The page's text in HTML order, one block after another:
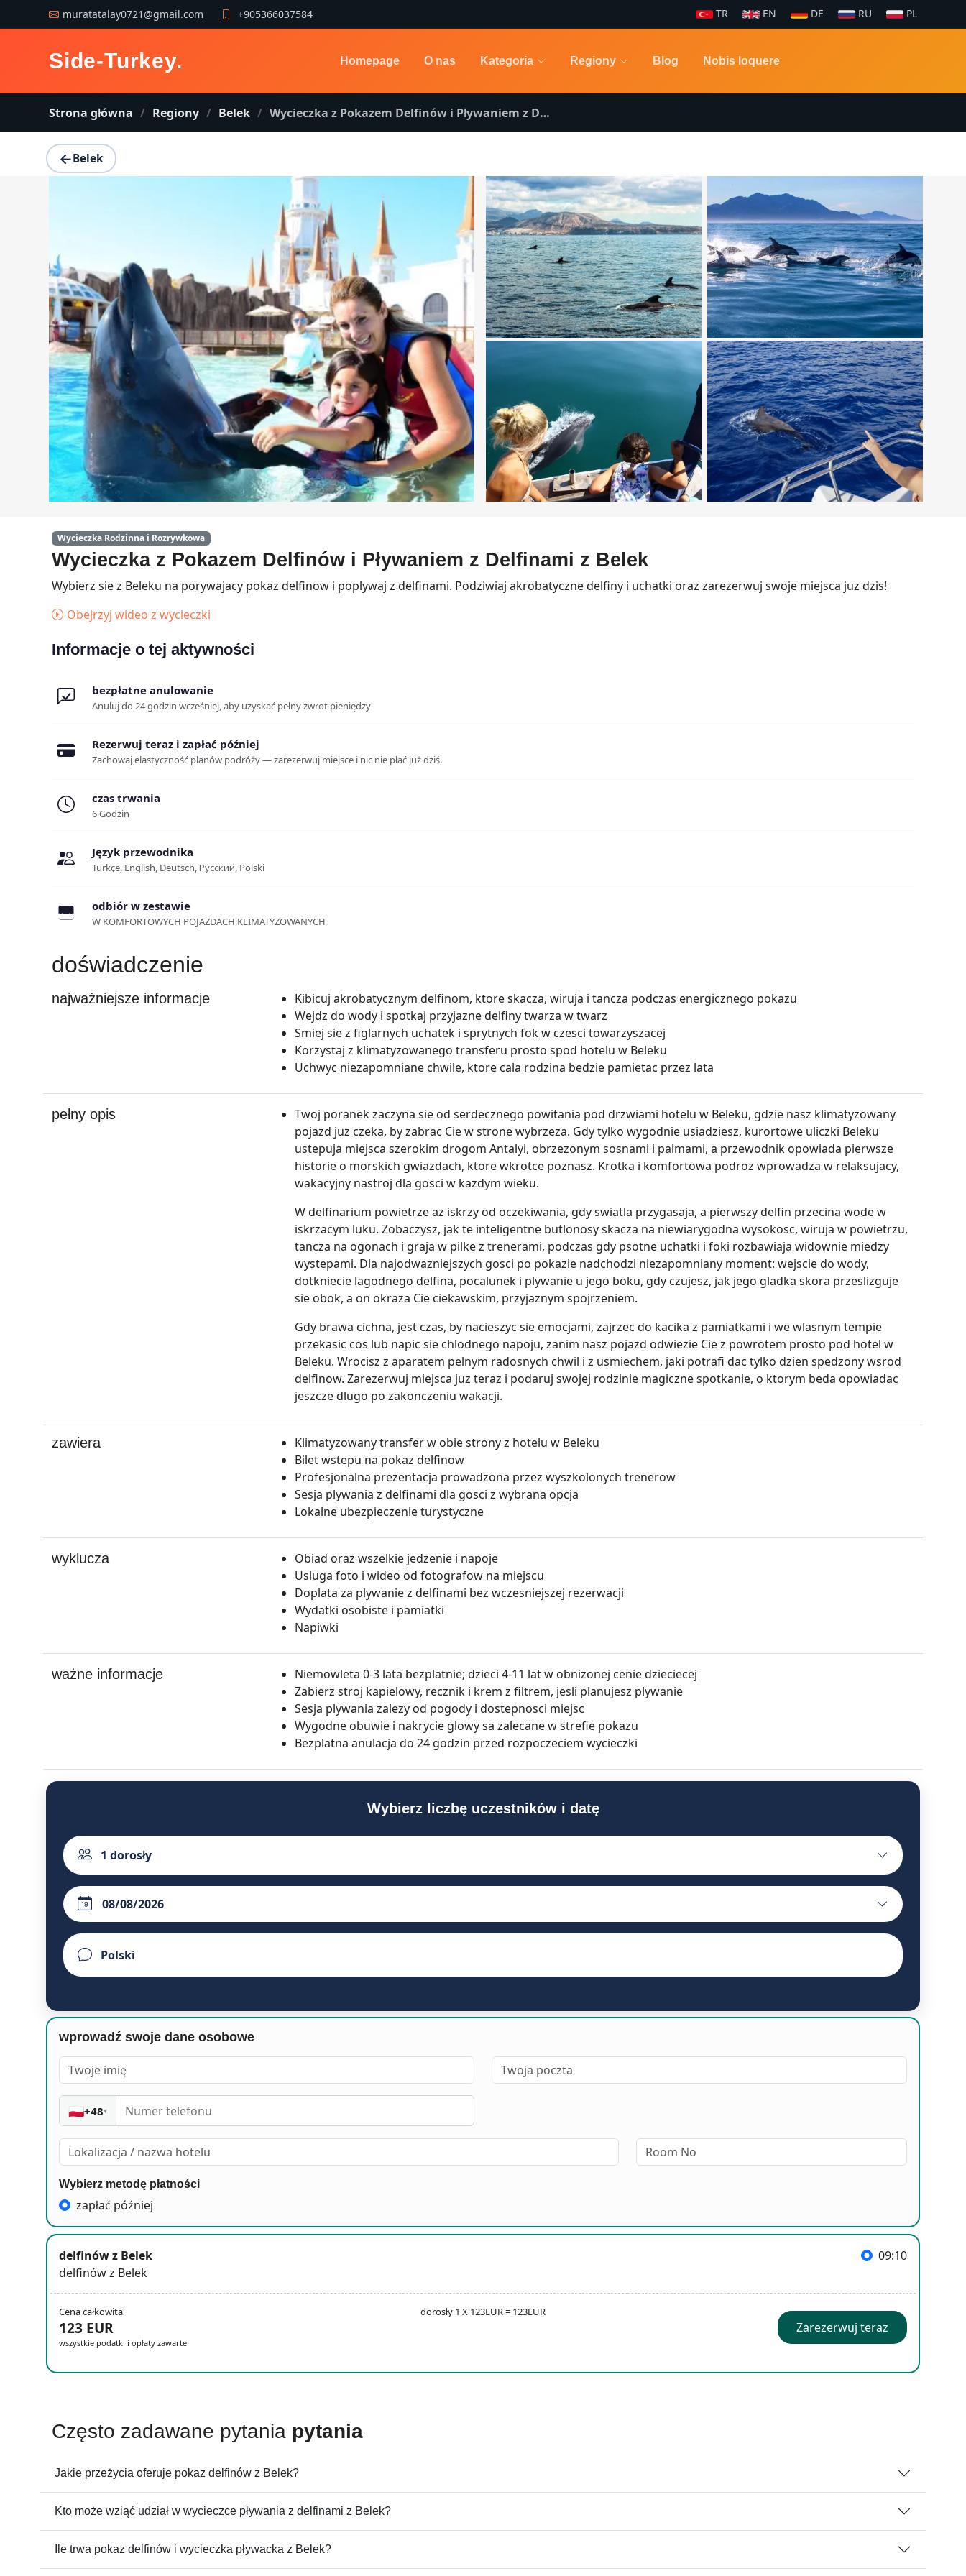
muratatalay0721@gmail.com +905366037584 TR EN DE RU PL
Side-Turkey. Homepage O nas Kategoria Regiony Blog Nobis loquere
Strona główna Regiony Belek Wycieczka z Pokazem Delfinów i Pływaniem z Delfinami z Belek
←Belek
Wycieczka Rodzinna i Rozrywkowa
Wycieczka z Pokazem Delfinów i Pływaniem z Delfinami z Belek
Wybierz sie z Beleku na porywajacy pokaz delfinow i poplywaj z delfinami. Podziwiaj akrobatyczne delfiny i uchatki oraz zarezerwuj swoje miejsca juz dzis!
Obejrzyj wideo z wycieczki
Informacje o tej aktywności
bezpłatne anulowanie
Anuluj do 24 godzin wcześniej, aby uzyskać pełny zwrot pieniędzy
Rezerwuj teraz i zapłać później
Zachowaj elastyczność planów podróży — zarezerwuj miejsce i nic nie płać już dziś.
czas trwania
6 Godzin
Język przewodnika
Türkçe, English, Deutsch, Русский, Polski
odbiór w zestawie
W KOMFORTOWYCH POJAZDACH KLIMATYZOWANYCH
doświadczenie
najważniejsze informacje
Kibicuj akrobatycznym delfinom, ktore skacza, wiruja i tancza podczas energicznego pokazu
Wejdz do wody i spotkaj przyjazne delfiny twarza w twarz
Smiej sie z figlarnych uchatek i sprytnych fok w czesci towarzyszacej
Korzystaj z klimatyzowanego transferu prosto spod hotelu w Beleku
Uchwyc niezapomniane chwile, ktore cala rodzina bedzie pamietac przez lata
pełny opis
Twoj poranek zaczyna sie od serdecznego powitania pod drzwiami hotelu w Beleku, gdzie nasz klimatyzowany
pojazd juz czeka, by zabrac Cie w strone wybrzeza. Gdy tylko wygodnie usiadziesz, kurortowe uliczki Beleku
ustepuja miejsca szerokim drogom Antalyi, obrzezonym sosnami i palmami, a przewodnik opowiada pierwsze
historie o morskich gwiazdach, ktore wkrotce poznasz. Krotka i komfortowa podroz wprowadza w relaksujacy,
wakacyjny nastroj dla gosci w kazdym wieku.
W delfinarium powietrze az iskrzy od oczekiwania, gdy swiatla przygasaja, a pierwszy delfin przecina wode w
iskrzacym luku. Zobaczysz, jak te inteligentne butlonosy skacza na niewiarygodna wysokosc, wiruja w powietrzu,
tancza na ogonach i graja w pilke z trenerami, podczas gdy psotne uchatki i foki rozbawiaja widownie miedzy
wystepami. Dla najodwazniejszych gosci po pokazie nadchodzi niezapomniany moment: wejscie do wody,
dotkniecie lagodnego delfina, pocalunek i plywanie u jego boku, gdy czujesz, jak jego gladka skora przeslizguje
sie obok, a on okraza Cie ciekawskim, przyjaznym spojrzeniem.
Gdy brawa cichna, jest czas, by nacieszyc sie emocjami, zajrzec do kacika z pamiatkami i we wlasnym tempie
przekasic cos lub napic sie chlodnego napoju, zanim nasz pojazd odwiezie Cie z powrotem prosto pod hotel w
Beleku. Wrocisz z aparatem pelnym radosnych chwil i z usmiechem, jaki potrafi dac tylko dzien spedzony wsrod
delfinow. Zarezerwuj miejsca juz teraz i podaruj swojej rodzinie magiczne spotkanie, o ktorym beda opowiadac
jeszcze dlugo po zakonczeniu wakacji.
zawiera
Klimatyzowany transfer w obie strony z hotelu w Beleku
Bilet wstepu na pokaz delfinow
Profesjonalna prezentacja prowadzona przez wyszkolonych trenerow
Sesja plywania z delfinami dla gosci z wybrana opcja
Lokalne ubezpieczenie turystyczne
wyklucza
Obiad oraz wszelkie jedzenie i napoje
Usluga foto i wideo od fotografow na miejscu
Doplata za plywanie z delfinami bez wczesniejszej rezerwacji
Wydatki osobiste i pamiatki
Napiwki
ważne informacje
Niemowleta 0-3 lata bezplatnie; dzieci 4-11 lat w obnizonej cenie dzieciecej
Zabierz stroj kapielowy, recznik i krem z filtrem, jesli planujesz plywanie
Sesja plywania zalezy od pogody i dostepnosci miejsc
Wygodne obuwie i nakrycie glowy sa zalecane w strefie pokazu
Bezplatna anulacja do 24 godzin przed rozpoczeciem wycieczki
Wybierz liczbę uczestników i datę
1 dorosły
wprowadź swoje dane osobowe
🇵🇱+48▾
Wybierz metodę płatności
zapłać później
delfinów z Belek
delfinów z Belek
09:10
Cena całkowita
123 EUR
wszystkie podatki i opłaty zawarte
dorosły 1 X 123EUR = 123EUR
Zarezerwuj teraz
Często zadawane pytania pytania
Jakie przeżycia oferuje pokaz delfinów z Belek?
Kto może wziąć udział w wycieczce pływania z delfinami z Belek?
Ile trwa pokaz delfinów i wycieczka pływacka z Belek?